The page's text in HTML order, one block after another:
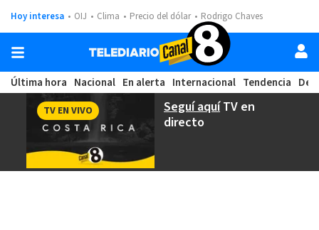
Hoy interesa OIJ Clima Precio del dólar Rodrigo Chaves
Última hora Nacional En alerta Internacional Tendencia
Seguí aquíTV en
directo
TV EN VIVO